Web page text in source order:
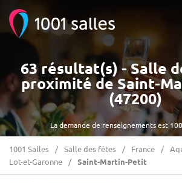
La demande de renseignements est
63 résultat(s) - Salle
proximité de Saint-
(47200)
1001 Salles Salle des fêtes France
Lot-et-Garonne
Saint-Martin-Petit